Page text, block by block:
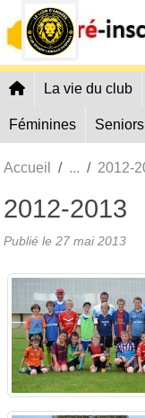
La vie du club
Féminines Seniors
Accueil 2012-
2012-2013
Publié le 27 mai 2013
Panneau de gestion